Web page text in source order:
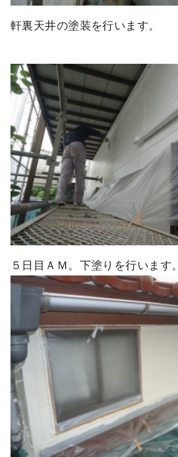
軒裏天井の塗装を行います。
５日目ＡＭ。下塗りを行います。